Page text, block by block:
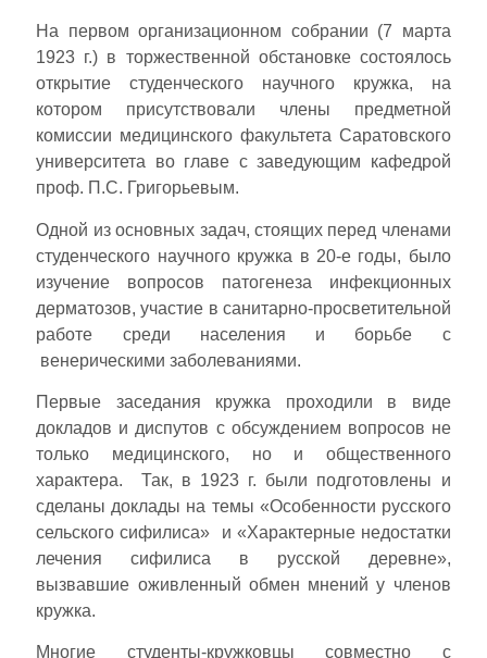
На первом организационном собрании (7 марта
1923 г.) в торжественной обстановке состоялось
открытие студенческого научного кружка, на
котором присутствовали члены предметной
комиссии медицинского факультета Саратовского
университета во главе с заведующим кафедрой
проф. П.С. Григорьевым.
Одной из основных задач, стоящих перед членами
студенческого научного кружка в 20-е годы, было
изучение вопросов патогенеза инфекционных
дерматозов, участие в санитарно-просветительной
работе среди населения и борьбе с
венерическими заболеваниями.
Первые заседания кружка проходили в виде
докладов и диспутов с обсуждением вопросов не
только медицинского, но и общественного
характера. Так, в 1923 г. были подготовлены и
сделаны доклады на темы «Особенности русского
сельского сифилиса» и «Характерные недостатки
лечения сифилиса в русской деревне»,
вызвавшие оживленный обмен мнений у членов
кружка.
Многие студенты-кружковцы совместно с